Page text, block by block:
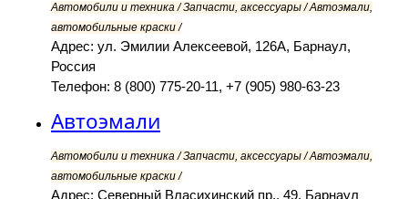
Автомобили и техника / Запчасти, аксессуары / Автоэмали,
автомобильные краски /
Адрес: ул. Эмилии Алексеевой, 126А, Барнаул,
Россия
Телефон: 8 (800) 775-20-11, +7 (905) 980-63-23
Автоэмали
Автомобили и техника / Запчасти, аксессуары / Автоэмали,
автомобильные краски /
Адрес: Северный Власихинский пр., 49, Барнаул